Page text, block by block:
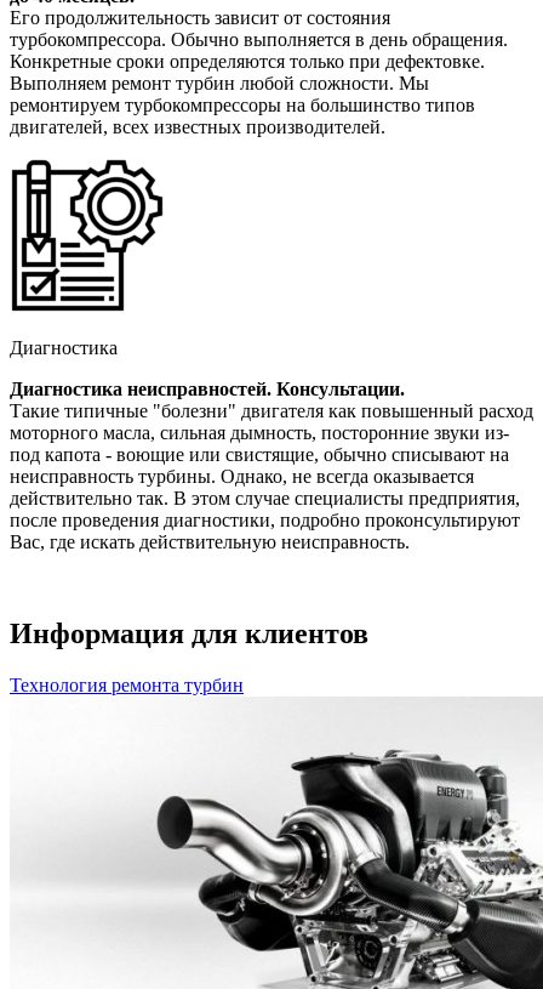
Его продолжительность зависит от состояния
турбокомпрессора. Обычно выполняется в день обращения.
Конкретные сроки определяются только при дефектовке.
Выполняем ремонт турбин любой сложности. Мы
ремонтируем турбокомпрессоры на большинство типов
двигателей, всех известных производителей.
Диагностика
Диагностика неисправностей. Консультации.
Такие типичные "болезни" двигателя как повышенный расход
моторного масла, сильная дымность, посторонние звуки из-
под капота - воющие или свистящие, обычно списывают на
неисправность турбины. Однако, не всегда оказывается
действительно так. В этом случае специалисты предприятия,
после проведения диагностики, подробно проконсультируют
Вас, где искать действительную неисправность.
Информация для клиентов
Технология ремонта турбин